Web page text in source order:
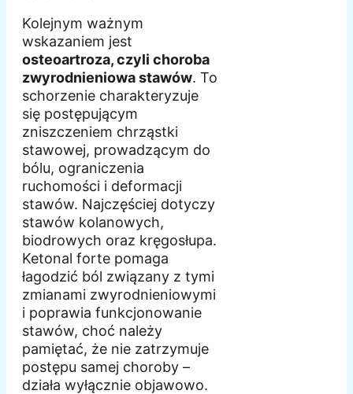
Kolejnym ważnym
wskazaniem jest
osteoartroza, czyli choroba
zwyrodnieniowa stawów. To
schorzenie charakteryzuje
się postępującym
zniszczeniem chrząstki
stawowej, prowadzącym do
bólu, ograniczenia
ruchomości i deformacji
stawów. Najczęściej dotyczy
stawów kolanowych,
biodrowych oraz kręgosłupa.
Ketonal forte pomaga
łagodzić ból związany z tymi
zmianami zwyrodnieniowymi
i poprawia funkcjonowanie
stawów, choć należy
pamiętać, że nie zatrzymuje
postępu samej choroby –
działa wyłącznie objawowo.